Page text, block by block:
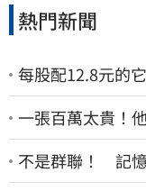
熱門新聞
每股配12.8元的
一張百萬太貴！
不是群聯！ 記